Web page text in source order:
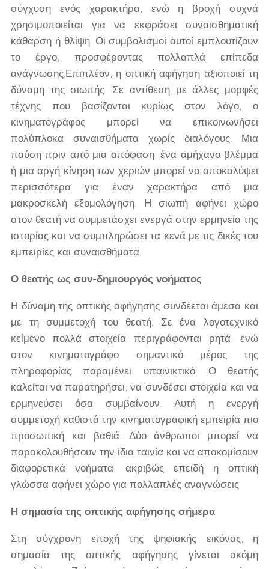
σύγχυση ενός χαρακτήρα, ενώ η βροχή συχνά
χρησιμοποιείται για να εκφράσει συναισθηματική
κάθαρση ή θλίψη. Οι συμβολισμοί αυτοί εμπλουτίζουν
το έργο, προσφέροντας πολλαπλά επίπεδα
ανάγνωσης.Επιπλέον, η οπτική αφήγηση αξιοποιεί τη
δύναμη της σιωπής. Σε αντίθεση με άλλες μορφές
τέχνης που βασίζονται κυρίως στον λόγο, ο
κινηματογράφος μπορεί να επικοινωνήσει
πολύπλοκα συναισθήματα χωρίς διαλόγους. Μια
παύση πριν από μια απόφαση, ένα αμήχανο βλέμμα
ή μια αργή κίνηση των χεριών μπορεί να αποκαλύψει
περισσότερα για έναν χαρακτήρα από μια
μακροσκελή εξομολόγηση. Η σιωπή αφήνει χώρο
στον θεατή να συμμετάσχει ενεργά στην ερμηνεία της
ιστορίας και να συμπληρώσει τα κενά με τις δικές του
εμπειρίες και συναισθήματα.
Ο θεατής ως συν-δημιουργός νοήματος
Η δύναμη της οπτικής αφήγησης συνδέεται άμεσα και
με τη συμμετοχή του θεατή. Σε ένα λογοτεχνικό
κείμενο πολλά στοιχεία περιγράφονται ρητά, ενώ
στον κινηματογράφο σημαντικό μέρος της
πληροφορίας παραμένει υπαινικτικό. Ο θεατής
καλείται να παρατηρήσει, να συνδέσει στοιχεία και να
ερμηνεύσει όσα συμβαίνουν. Αυτή η ενεργή
συμμετοχή καθιστά την κινηματογραφική εμπειρία πιο
προσωπική και βαθιά. Δύο άνθρωποι μπορεί να
παρακολουθήσουν την ίδια ταινία και να αποκομίσουν
διαφορετικά νοήματα, ακριβώς επειδή η οπτική
γλώσσα αφήνει χώρο για πολλαπλές αναγνώσεις.
Η σημασία της οπτικής αφήγησης σήμερα
Στη σύγχρονη εποχή της ψηφιακής εικόνας, η
σημασία της οπτικής αφήγησης γίνεται ακόμη